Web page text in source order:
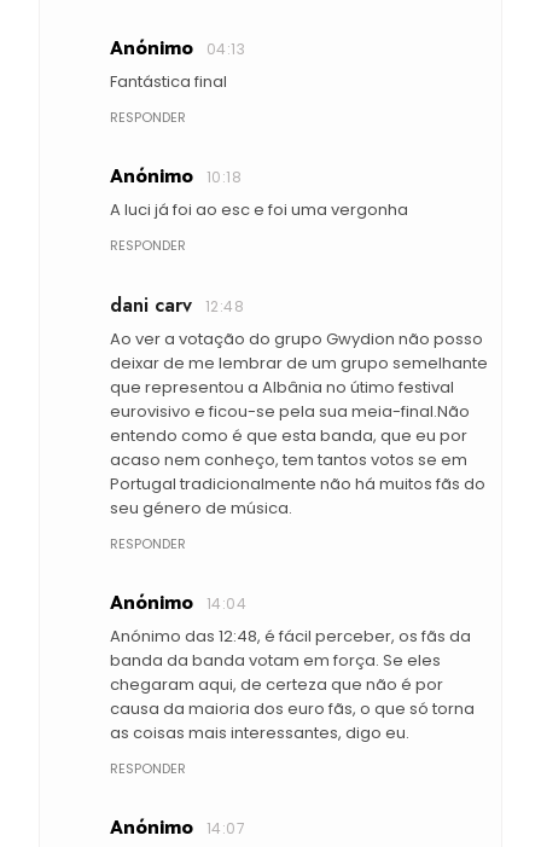
Anónimo 04:13
Fantástica final
RESPONDER
Anónimo 10:18
A luci já foi ao esc e foi uma vergonha
RESPONDER
dani carv 12:48
Ao ver a votação do grupo Gwydion não posso
deixar de me lembrar de um grupo semelhante
que representou a Albânia no útimo festival
eurovisivo e ficou-se pela sua meia-final.Não
entendo como é que esta banda, que eu por
acaso nem conheço, tem tantos votos se em
Portugal tradicionalmente não há muitos fãs do
seu género de música.
RESPONDER
Anónimo 14:04
Anónimo das 12:48, é fácil perceber, os fãs da
banda da banda votam em força. Se eles
chegaram aqui, de certeza que não é por
causa da maioria dos euro fãs, o que só torna
as coisas mais interessantes, digo eu.
RESPONDER
Anónimo 14:07